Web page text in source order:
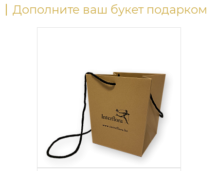
Дополните ваш букет подарком